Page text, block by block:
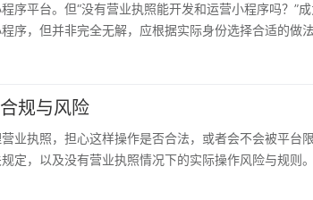
序平台。但“没有营业执照能开发和运营小程序吗？”
序，但并非完全无解，应根据实际身份选择合适的做
规与风险
业执照，担心这样操作是否合法，或者会不会被平
定，以及没有营业执照情况下的实际操作风险与规则。